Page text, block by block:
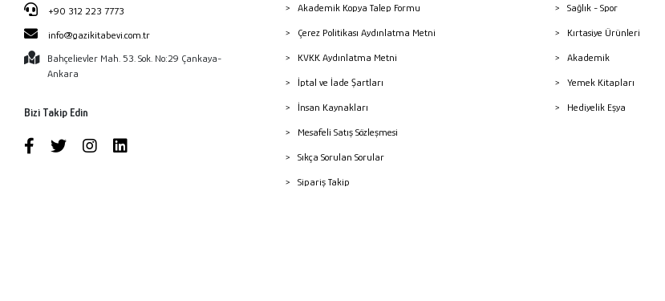
+90 312 223 7773
info@gazikitabevi.com.tr
Bahçelievler Mah. 53. Sok. No:29 Çankaya-
Ankara
Bizi Takip Edin
Akademik Kopya Talep Formu
Çerez Politikası Aydınlatma Metni
KVKK Aydınlatma Metni
İptal ve İade Şartları
İnsan Kaynakları
Mesafeli Satış Sözleşmesi
Sıkça Sorulan Sorular
Sipariş Takip
Sağlık - Spor
Kırtasiye Ürünleri
Akademik
Yemek Kitapları
Hediyelik Eşya